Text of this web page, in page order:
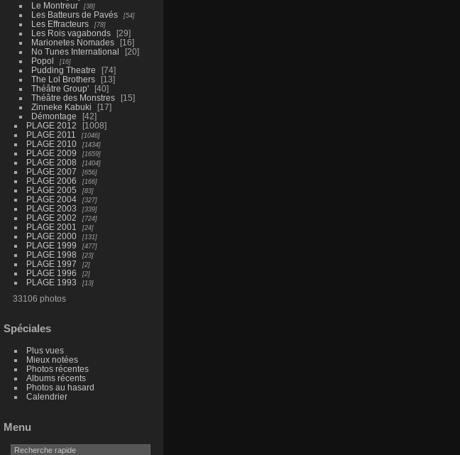
Le Montreur
38
Les Batteurs de Pavés 54
Les Effracteurs 78
Les Rois vagabonds
29
Marionetes Nomades
16
No Tunes International
20
Popol
16
Pudding Theatre
74
The Lol Brothers
13
Théâtre Group'
40
Théâtre des Monstres
15
Zinneke Kabuki
17
Démontage
42
PLAGE 2012
1008
PLAGE 2011
1046
PLAGE 2010 1434
PLAGE 2009 1659
PLAGE 2008 1404
PLAGE 2007 656
PLAGE 2006 166
PLAGE 2005 83
PLAGE 2004 327
PLAGE 2003 339
PLAGE 2002 724
PLAGE 2001 24
PLAGE 2000 131
PLAGE 1999 477
PLAGE 1998 23
PLAGE 1997 2
PLAGE 1996 2
PLAGE 1993 13
33106 photos
Spéciales
Plus vues
Mieux notées
Photos récentes
Albums récents
Photos au hasard
Calendrier
Menu